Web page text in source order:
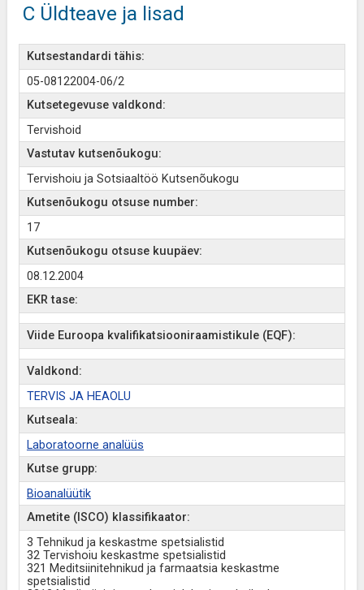
C Üldteave ja lisad
Kutsestandardi tähis:
05-08122004-06/2
Kutsetegevuse valdkond:
Tervishoid
Vastutav kutsenõukogu:
Tervishoiu ja Sotsiaaltöö Kutsenõukogu
Kutsenõukogu otsuse number:
17
Kutsenõukogu otsuse kuupäev:
08.12.2004
EKR tase:
Viide Euroopa kvalifikatsiooniraamistikule (EQF):
Valdkond:
TERVIS JA HEAOLU
Kutseala:
Laboratoorne analüüs
Kutse grupp:
Bioanalüütik
Ametite (ISCO) klassifikaator:
3 Tehnikud ja keskastme spetsialistid
32 Tervishoiu keskastme spetsialistid
321 Meditsiinitehnikud ja farmaatsia keskastme
spetsialistid